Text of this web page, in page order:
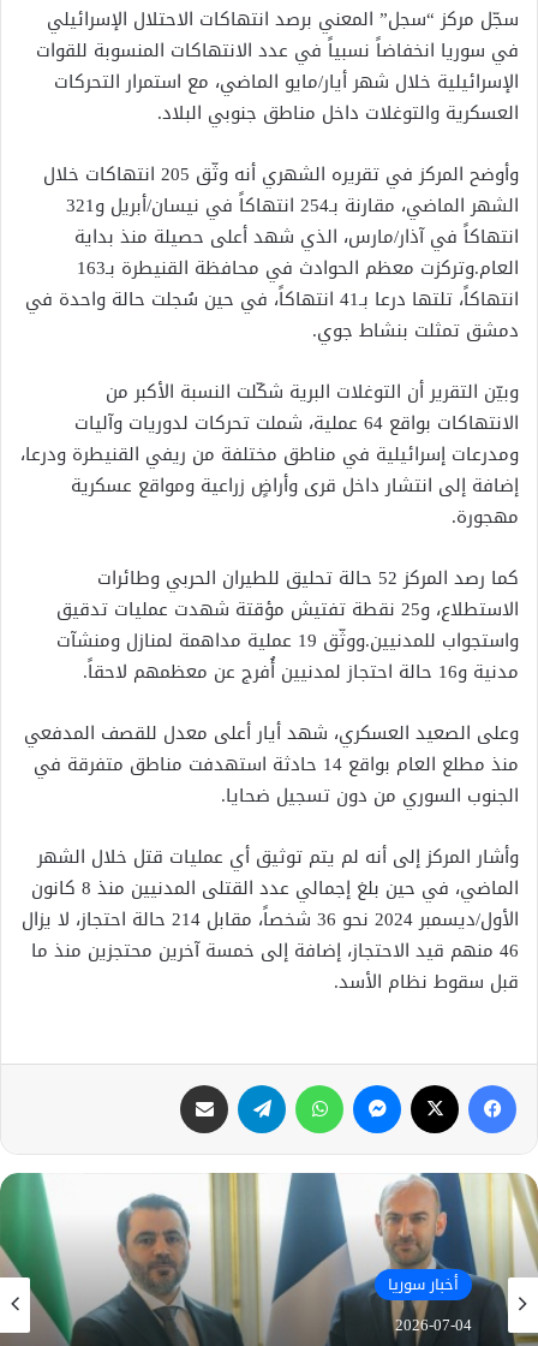
سجّل مركز “سجل” المعني برصد انتهاكات الاحتلال الإسرائيلي
في سوريا انخفاضاً نسبياً في عدد الانتهاكات المنسوبة للقوات
الإسرائيلية خلال شهر أيار/مايو الماضي، مع استمرار التحركات
العسكرية والتوغلات داخل مناطق جنوبي البلاد.
وأوضح المركز في تقريره الشهري أنه وثّق 205 انتهاكات خلال
الشهر الماضي، مقارنة بـ254 انتهاكاً في نيسان/أبريل و321
انتهاكاً في آذار/مارس، الذي شهد أعلى حصيلة منذ بداية
العام.وتركزت معظم الحوادث في محافظة القنيطرة بـ163
انتهاكاً، تلتها درعا بـ41 انتهاكاً، في حين سُجلت حالة واحدة في
دمشق تمثلت بنشاط جوي.
وبيّن التقرير أن التوغلات البرية شكّلت النسبة الأكبر من
الانتهاكات بواقع 64 عملية، شملت تحركات لدوريات وآليات
ومدرعات إسرائيلية في مناطق مختلفة من ريفي القنيطرة ودرعا،
إضافة إلى انتشار داخل قرى وأراضٍ زراعية ومواقع عسكرية
مهجورة.
كما رصد المركز 52 حالة تحليق للطيران الحربي وطائرات
الاستطلاع، و25 نقطة تفتيش مؤقتة شهدت عمليات تدقيق
واستجواب للمدنيين.ووثّق 19 عملية مداهمة لمنازل ومنشآت
مدنية و16 حالة احتجاز لمدنيين أُفرج عن معظمهم لاحقاً.
وعلى الصعيد العسكري، شهد أيار أعلى معدل للقصف المدفعي
منذ مطلع العام بواقع 14 حادثة استهدفت مناطق متفرقة في
الجنوب السوري من دون تسجيل ضحايا.
وأشار المركز إلى أنه لم يتم توثيق أي عمليات قتل خلال الشهر
الماضي، في حين بلغ إجمالي عدد القتلى المدنيين منذ 8 كانون
الأول/ديسمبر 2024 نحو 36 شخصاً، مقابل 214 حالة احتجاز، لا يزال
46 منهم قيد الاحتجاز، إضافة إلى خمسة آخرين محتجزين منذ ما
قبل سقوط نظام الأسد.
فيسبوك ماسنجر واتساب تيلقرام
أخبار سوريا
أخبار سوريا